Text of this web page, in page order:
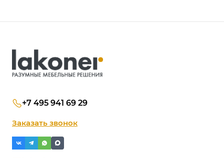
+7 495 941 69 29
Заказать звонок